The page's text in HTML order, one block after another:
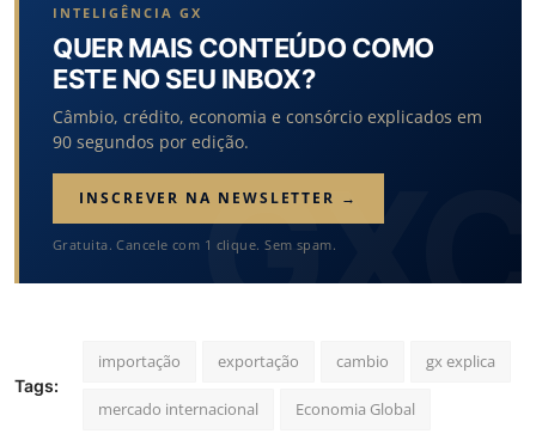
INTELIGÊNCIA GX
QUER MAIS CONTEÚDO COMO
ESTE NO SEU INBOX?
Câmbio, crédito, economia e consórcio explicados em
90 segundos por edição.
INSCREVER NA NEWSLETTER →
Gratuita. Cancele com 1 clique. Sem spam.
Tags:
importação exportação cambio gx explica
mercado internacional Economia Global